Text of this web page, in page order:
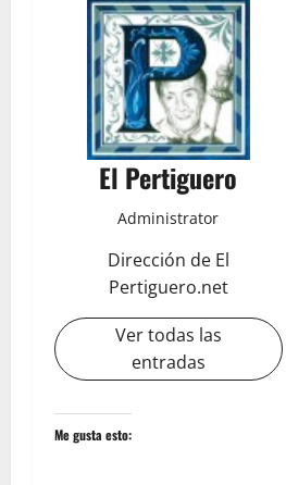
El Pertiguero
Administrator
Dirección de El
Pertiguero.net
Ver todas las
entradas
Me gusta esto: